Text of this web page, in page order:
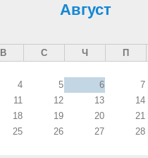
Август
В С Ч П
4 5 6 7
11 12 13 14
18 19 20 21
25 26 27 28